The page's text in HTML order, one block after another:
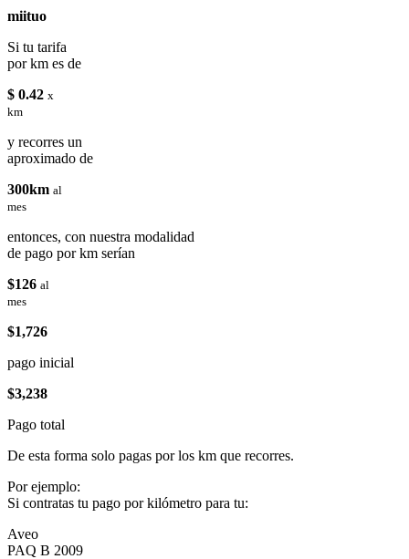
miituo
Si tu tarifa
por km es de
$ 0.42 x
km
y recorres un
aproximado de
300km al
mes
entonces, con nuestra modalidad
de pago por km serían
$126 al
mes
$1,726
pago inicial
$3,238
Pago total
De esta forma solo pagas por los km que recorres.
Por ejemplo:
Si contratas tu pago por kilómetro para tu:
Aveo
PAQ B 2009